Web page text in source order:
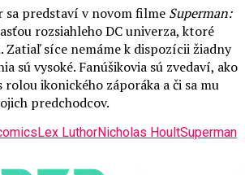
predstaví v novom filme Superman:
rozsiahleho DC univerza, ktoré
Zatiaľ síce nemáme k dispozícii žiadny
sú vysoké. Fanúšikovia sú zvedaví, ako
rolou ikonického záporáka a či sa mu
predchodcov.
Lex LuthorNicholas HoultSuperman